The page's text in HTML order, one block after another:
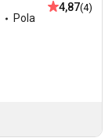
Pola
4,87(4)